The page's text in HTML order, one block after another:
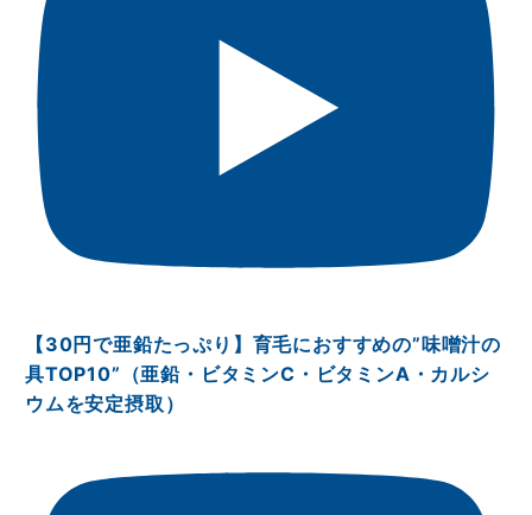
【30円で亜鉛たっぷり】育毛におすすめの”味噌汁の
具TOP10”（亜鉛・ビタミンⅭ・ビタミンA・カルシ
ウムを安定摂取）